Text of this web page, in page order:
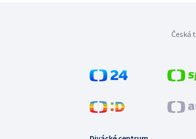
Česká